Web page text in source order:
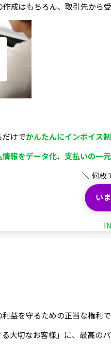
成はもちろん、 取引先から
けでかんたんにインボイス
情報をデータ化、 支払いの一
＼ 何枚
い
益を守るための正当な権利
る大切なお客様」に、最高